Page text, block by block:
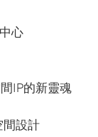
心
IP的新靈魂
設計